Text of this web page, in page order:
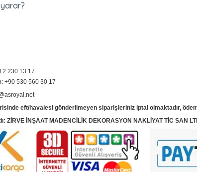
yarar?
230 13 17
+90 530 560 30 17
eft/havalesi gönderilmeyen siparişleriniz iptal olmaktadır,
ZİRVE İNŞAAT MADENCİLİK DEKORASYON NAKLİYAT TİC SAN